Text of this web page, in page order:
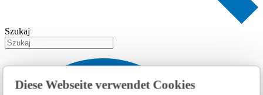
Diese Webseite verwendet Cookies
Szukaj